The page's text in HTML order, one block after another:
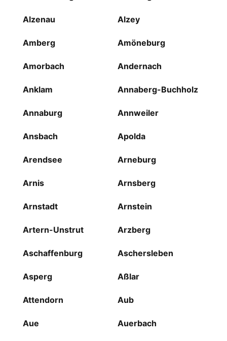
Alzenau Alzey
Amberg Amöneburg
Amorbach Andernach
Anklam Annaberg-Buchholz
Annaburg Annweiler
Ansbach Apolda
Arendsee Arneburg
Arnis Arnsberg
Arnstadt Arnstein
Artern-Unstrut Arzberg
Aschaffenburg Aschersleben
Asperg Aßlar
Attendorn Aub
Aue Auerbach